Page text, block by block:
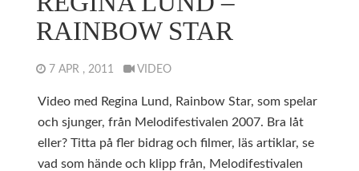
RAINBOW STAR
7 APR , 2011 VIDEO
Video med Regina Lund, Rainbow Star, som spelar
och sjunger, från Melodifestivalen 2007. Bra låt
eller? Titta på fler bidrag och filmer, läs artiklar, se
vad som hände och klipp från, Melodifestivalen